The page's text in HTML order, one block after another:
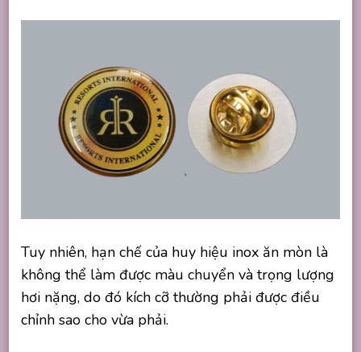
Tuy nhiên, hạn chế của huy hiệu inox ăn mòn là
không thể làm được màu chuyển và trọng lượng
hơi nặng, do đó kích cỡ thường phải được điều
chỉnh sao cho vừa phải.